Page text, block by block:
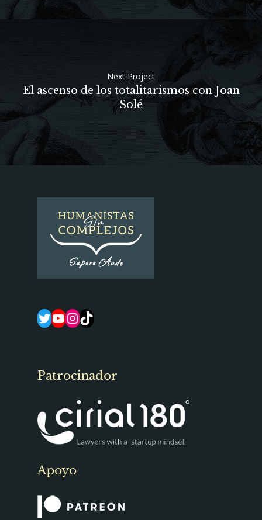
Next Project
El ascenso de los totalitarismos con Joan
Solé
Twitter
YouTube
Instagram
TikTok
Patrocinador
Apoyo